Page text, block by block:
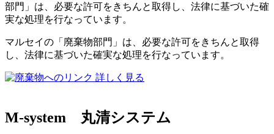
部門」は、必要な許可をきちんと取得し、法律に基づいた確
実な処理を行なっています。
マルセイの「廃棄物部門」は、必要な許可をきちんと取得
し、法律に基づいた確実な処理を行なっています。
詳しく見る
M-system 丸清システム